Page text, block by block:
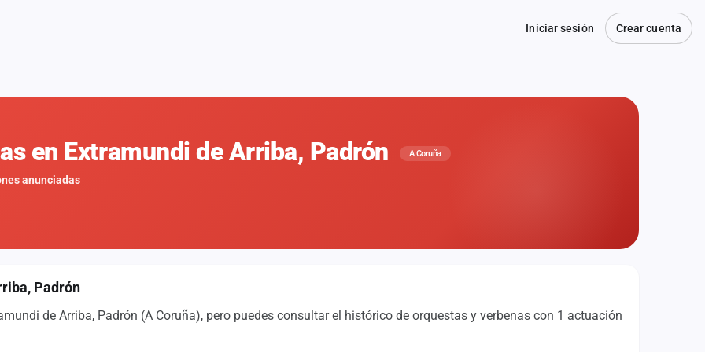
Iniciar sesión Crear cuenta
en Extramundi de Arriba, Padrón A Coruña
anunciadas
Padrón
de Arriba, Padrón (A Coruña), pero puedes consultar el histórico de orquestas y verbenas con 1 actuación